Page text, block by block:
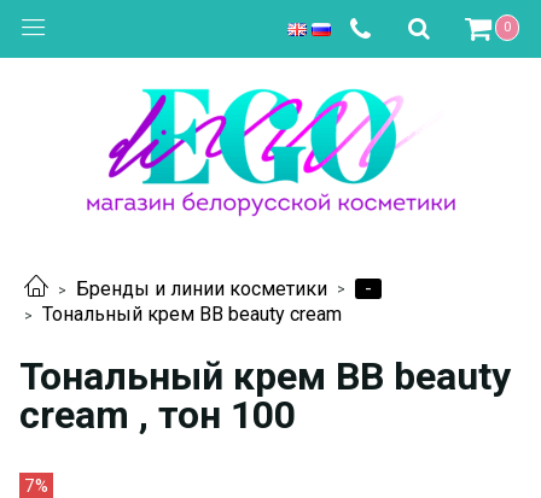
0
Бренды и линии косметики
-
Тональный крем BB beauty cream
Тональный крем BB beauty
cream , тон 100
7%